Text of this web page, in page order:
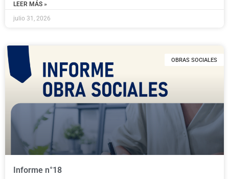
LEER MÁS »
julio 31, 2026
OBRAS SOCIALES
Informe n°18